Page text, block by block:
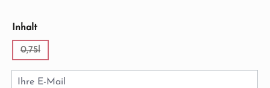
Inhaltauswählen
0,75l
Ihre E-Mail